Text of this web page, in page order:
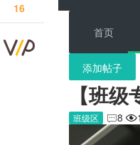
首页
添加帖子
【班
班级区 8 
16